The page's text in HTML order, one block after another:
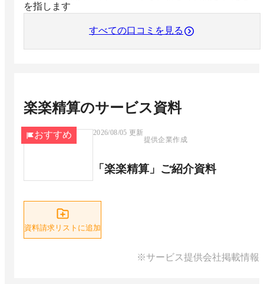
を指します
すべての口コミを見る
楽楽精算のサービス資料
おすすめ 2026/08/05 更新
提供企業作成
「楽楽精算」ご紹介資料
資料請求リストに追加
※サービス提供会社掲載情報